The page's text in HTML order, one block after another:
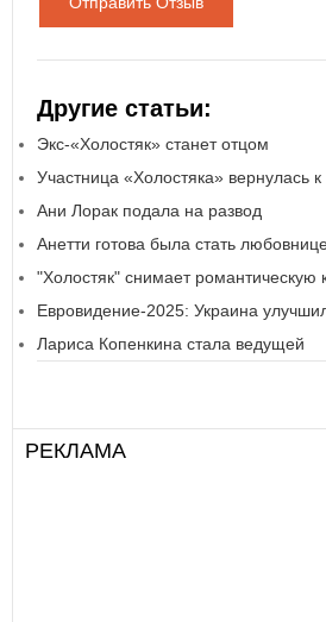
Другие статьи:
Экс-«Холостяк» станет отцом
Участница «Холостяка» вернулась к
Ани Лорак подала на развод
Анетти готова была стать
"Холостяк" снимает романтическую
Евровидение-2025: Украина
Лариса Копенкина стала ведущей
РЕКЛАМА